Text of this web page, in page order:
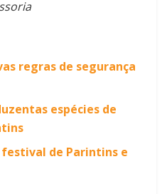
regras de segurança
espécies de
de Parintins e